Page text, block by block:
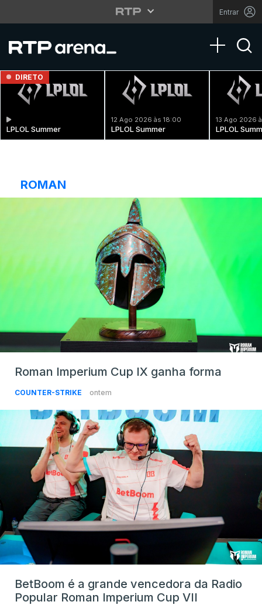
Entrar
Toggle
DIRETO
LPLOL Summer
12 Ago 2026 às 18:00
LPLOL Summer
13 Ago 2026
LPLOL
ROMAN
Roman Imperium Cup IX ganha forma
COUNTER-STRIKE ontem
BetBoom é a grande vencedora da Radio
Popular Roman Imperium Cup VII